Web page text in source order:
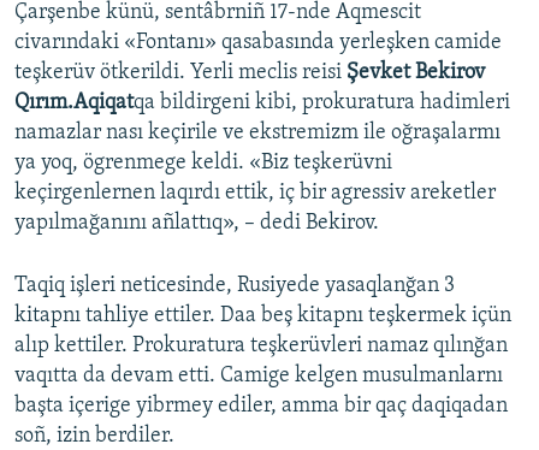
Çarşenbe künü, sentâbrniñ 17-nde Aqmescit
civarındaki «Fontanı» qasabasında yerleşken camide
teşkerüv ötkerildi. Yerli meclis reisi Şevket Bekirov
Qırım.Aqiqatqa bildirgeni kibi, prokuratura hadimleri
namazlar nası keçirile ve ekstremizm ile oğraşalarmı
ya yoq, ögrenmege keldi. «Biz teşkerüvni
keçirgenlernen laqırdı ettik, iç bir agressiv areketler
yapılmağanını añlattıq», – dedi Bekirov.
Taqiq işleri neticesinde, Rusiyede yasaqlanğan 3
kitapnı tahliye ettiler. Daa beş kitapnı teşkermek içün
alıp kettiler. Prokuratura teşkerüvleri namaz qılınğan
vaqıtta da devam etti. Camige kelgen musulmanlarnı
başta içerige yibrmey ediler, amma bir qaç daqiqadan
soñ, izin berdiler.